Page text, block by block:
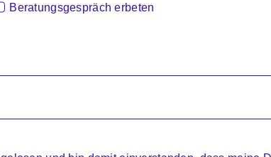
Beratungsgespräch erbeten